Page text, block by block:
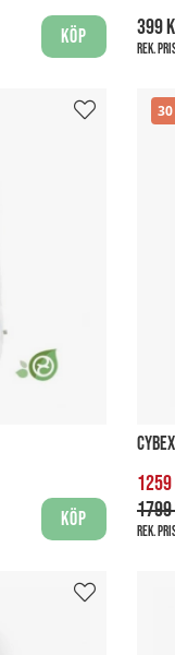
Köp 399
Rek.
Köp
30
Rek.